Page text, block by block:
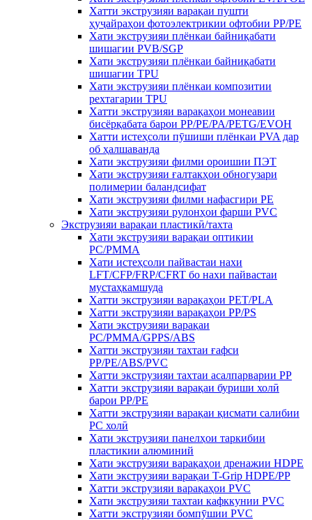
Хатти экструзияи варақаи пушти
ҳуҷайраҳои фотоэлектрикии офтобии PP/PE
Хати экструзияи плёнкаи байниқабати
шишагии PVB/SGP
Хати экструзияи плёнкаи байниқабати
шишагии TPU
Хати экструзияи плёнкаи композитии
рехтагарии TPU
Хатти экструзияи варақаҳои монеавии
бисёрқабата барои PP/PE/PA/PETG/EVOH
Хатти истеҳсоли пӯшиши плёнкаи PVA дар
об ҳалшаванда
Хати экструзияи филми ороишии ПЭТ
Хати экструзияи ғалтакҳои обногузари
полимерии баландсифат
Хати экструзияи филми нафасгири PE
Хати экструзияи рулонҳои фарши PVC
Экструзияи варақаи пластикӣ/тахта
Хати экструзияи варақаи оптикии
PC/PMMA
Хати истеҳсоли пайвастаи нахи
LFT/CFP/FRP/CFRT бо нахи пайвастаи
мустаҳкамшуда
Хатти экструзияи варақаҳои PET/PLA
Хатти экструзияи варақаҳои PP/PS
Хати экструзияи варақаи
PC/PMMA/GPPS/ABS
Хатти экструзияи тахтаи ғафси
PP/PE/ABS/PVC
Хатти экструзияи тахтаи асалпарварии PP
Хатти экструзияи варақаи буриши холӣ
барои PP/PE
Хатти экструзияи варақаи қисмати салибии
PC холӣ
Хати экструзияи панелҳои таркибии
пластикии алюминий
Хати экструзияи варақаҳои дренажии HDPE
Хати экструзияи варақаи T-Grip HDPE/PP
Хатти экструзияи варақаҳои PVC
Хати экструзияи тахтаи кафккунии PVC
Хатти экструзияи бомпӯшии PVC